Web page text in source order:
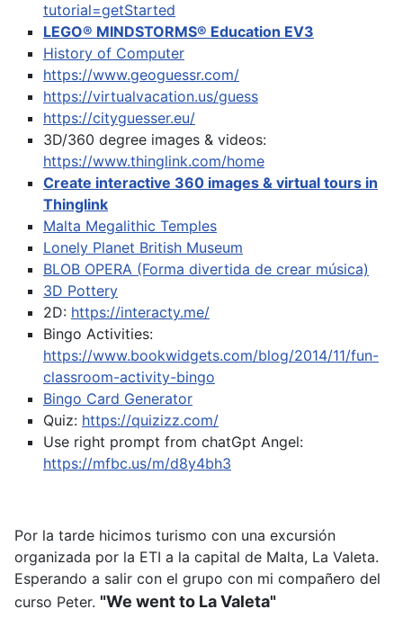
tutorial=getStarted
LEGO® MINDSTORMS® Education EV3
History of Computer
https://www.geoguessr.com/
https://virtualvacation.us/guess
https://cityguesser.eu/
3D/360 degree images & videos:
https://www.thinglink.com/home
Create interactive 360 images & virtual tours in
Thinglink
Malta Megalithic Temples
Lonely Planet British Museum
BLOB OPERA (Forma divertida de crear música)
3D Pottery
2D: https://interacty.me/
Bingo Activities:
https://www.bookwidgets.com/blog/2014/11/fun-
classroom-activity-bingo
Bingo Card Generator
Quiz: https://quizizz.com/
Use right prompt from chatGpt Angel:
https://mfbc.us/m/d8y4bh3
Por la tarde hicimos turismo con una excursión
organizada por la ETI a la capital de Malta, La Valeta.
Esperando a salir con el grupo con mi compañero del
curso Peter. "We went to La Valeta"